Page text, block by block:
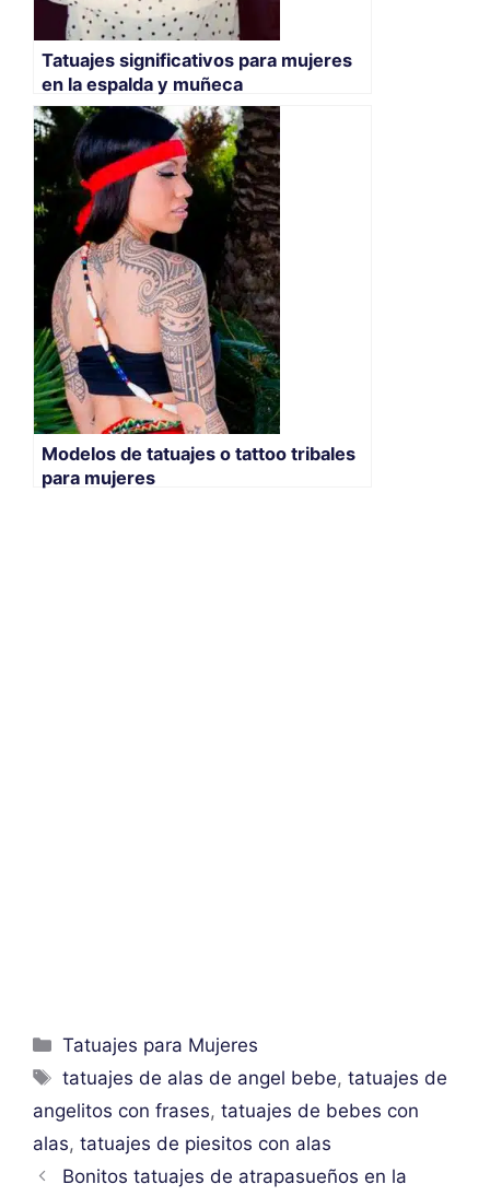
Tatuajes significativos para mujeres
en la espalda y muñeca
Modelos de tatuajes o tattoo tribales
para mujeres
Categorías
Tatuajes para Mujeres
Etiquetas
tatuajes de alas de angel bebe,tatuajes de
angelitos con frases, tatuajes de bebes con
alas, tatuajes de piesitos con alas
Bonitos tatuajes de atrapasueños en la